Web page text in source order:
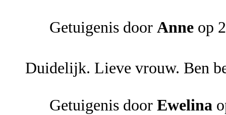
Getuigenis door Anne op
Duidelijk. Lieve vrouw. Ben
Getuigenis door Ewelina